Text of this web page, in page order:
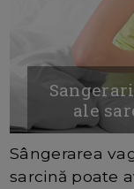
ale
Sângerarea
sarcină poate